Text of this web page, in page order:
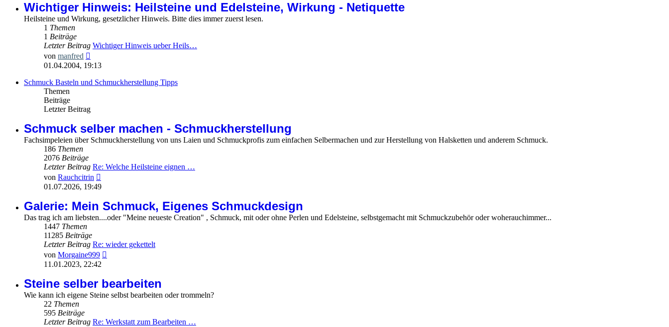
Wichtiger Hinweis: Heilsteine und Edelsteine, Wirkung - Netiquette
Heilsteine und Wirkung, gesetzlicher Hinweis. Bitte dies immer zuerst lesen.
1 Themen
1 Beiträge
Letzter Beitrag Wichtiger Hinweis ueber Heils…
von manfred
Beitrag
01.04.2004, 19:13
Schmuck Basteln und Schmuckherstellung Tipps
Themen
Beiträge
Letzter Beitrag
Schmuck selber machen - Schmuckherstellung
Fachsimpeleien über Schmuckherstellung von uns Laien und Schmuckprofis zum einfachen Selbermachen und zur Herstellung von Halsketten und anderem Schmuck.
186 Themen
2076 Beiträge
Letzter Beitrag Re: Welche Heilsteine eignen …
von Rauchcitrin
Beitrag
01.07.2026, 19:49
Galerie: Mein Schmuck, Eigenes Schmuckdesign
Das trag ich am liebsten....oder "Meine neueste Creation" , Schmuck, mit oder ohne Perlen und Edelsteine, selbstgemacht mit Schmuckzubehör oder woherauchimmer...
1447 Themen
11285 Beiträge
Letzter Beitrag Re: wieder gekettelt
von Morgaine999
11.01.2023, 22:42
Steine selber bearbeiten
Wie kann ich eigene Steine selbst bearbeiten oder trommeln?
22 Themen
595 Beiträge
Letzter Beitrag Re: Werkstatt zum Bearbeiten …